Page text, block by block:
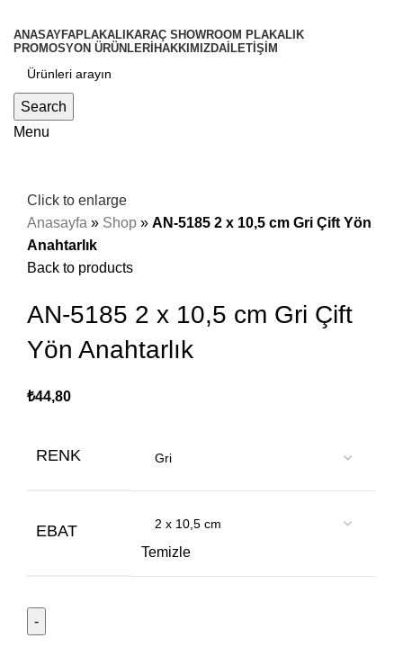
ANASAYFAPLAKALIKARAÇ SHOWROOM PLAKALIK
PROMOSYON ÜRÜNLERİ HAKKIMIZDA İLETİŞİM
Search
Menu
Click to enlarge
Anasayfa » Shop » AN-5185 2 x 10,5 cm Gri Çift Yön
Anahtarlık
Back to products
AN-5185 2 x 10,5 cm Gri Çift
Yön Anahtarlık
₺44,80
RENK
EBAT
Temizle